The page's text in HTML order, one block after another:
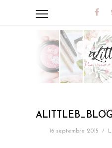
16 septembre 2015 /